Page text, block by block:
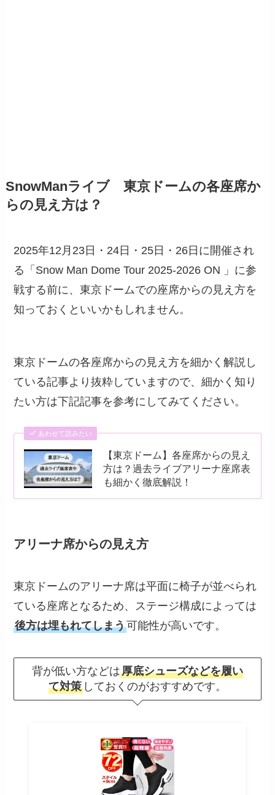
SnowManライブ 東京ドームの各座席か
らの見え方は？
2025年12月23日・24日・25日・26日に開催され
る「Snow Man Dome Tour 2025-2026 ON 」に参
戦する前に、東京ドームでの座席からの見え方を
知っておくといいかもしれません。
東京ドームの各座席からの見え方を細かく解説し
ている記事より抜粋していますので、細かく知り
たい方は下記記事を参考にしてみてください。
あわせて読みたい
【東京ドーム】各座席からの見え
方は？過去ライブアリーナ座席表
も細かく徹底解説！
アリーナ席からの見え方
東京ドームのアリーナ席は平面に椅子が並べられ
ている座席となるため、ステージ構成によっては
後方は埋もれてしまう可能性が高いです。
背が低い方などは厚底シューズなどを履い
て対策 しておくのがおすすめです。